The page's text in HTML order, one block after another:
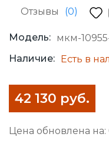
Отзывы (0)
Модель: мкм-
Наличие:
Есть в
42 130 руб.
Цена обновлена на: